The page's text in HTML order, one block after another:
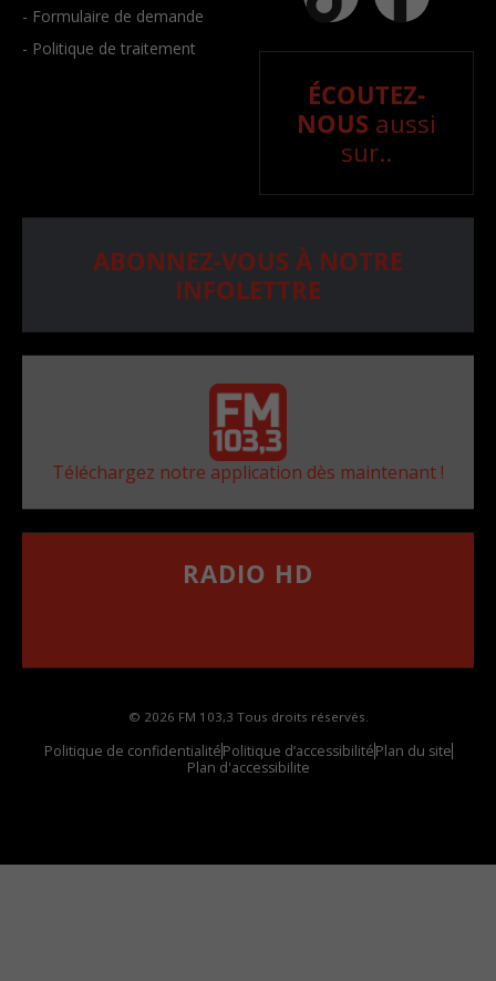
- Formulaire de demande
- Politique de traitement
ÉCOUTEZ-
NOUS aussi
sur..
ABONNEZ-VOUS À NOTRE
INFOLETTRE
Téléchargez notre application dès maintenant !
RADIO HD
© 2026 FM 103,3 Tous droits réservés.
Politique de confidentialitéPolitique d’accessibilitéPlan du site
Plan d'accessibilite